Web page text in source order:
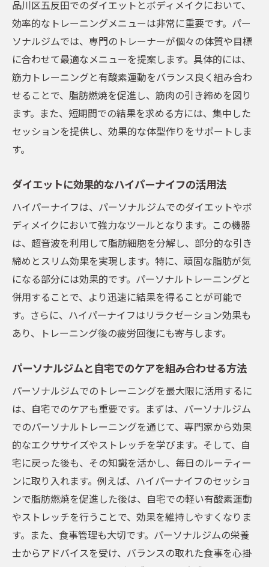
個室でのトレーニングが人気の理由
パーソナルジムの感染対策について
通いやすさを重視したジムの選び方
パーソナルジムで筋力アップ！引き締めと健康
筋力アップに効果的なトレーニングメニュ
ー
パーソナルジムでのモチベーション維持法
筋力アップのメリットとは
体の変化を実感するトレーニングの継続
ハイパーナイフとトレーニングの組み合わせで
理想の体型に
ハイパーナイフのダイエット効果を徹底解
説
個別プログラムで目標達成をサポート
効果を引き出すためのトレーニングスケジ
ュール
ハイパーナイフ体験談とその結果
五反田で体験する、あなたにぴったりのパーソ
ナルジムプラン
オーダーメイドプランの魅力
パーソナルジムでの成功事例
体験から始めるパーソナルジムの選び方
プラン選びのポイントと注意点
品川区五反田でのダイエットとボディメイクにおいて、
効率的なトレーニングメニューは非常に重要です。パー
ソナルジムでは、専門のトレーナーが個々の体質や目標
に合わせて最適なメニューを提案します。具体的には、
筋力トレーニングと有酸素運動をバランス良く組み合わ
せることで、脂肪燃焼を促進し、筋肉の引き締めを図り
ます。また、短期間での結果を求める方には、集中した
セッションを提供し、効果的な体型作りをサポートしま
す。
ダイエットに効果的なハイパーナイフの活用法
ハイパーナイフは、パーソナルジムでのダイエットやボ
ディメイクにおいて強力なツールとなります。この機器
は、超音波を利用して脂肪細胞を分解し、部分的な引き
締めとスリム効果を実現します。特に、頑固な脂肪が気
になる部分には効果的です。パーソナルトレーニングと
併用することで、より迅速に結果を得ることが可能で
す。さらに、ハイパーナイフはリラクゼーション効果も
あり、トレーニング後の疲労回復にも寄与します。
パーソナルジムと自宅でのケアを組み合わせる方法
パーソナルジムでのトレーニングを最大限に活用するに
は、自宅でのケアも重要です。まずは、パーソナルジム
でのパーソナルトレーニングを通じて、専門家から効果
的なエクササイズやストレッチを学びます。そして、自
宅に戻った後も、その知識を活かし、毎日のルーティー
ンに取り入れます。例えば、ハイパーナイフのセッショ
ンで脂肪燃焼を促進した後は、自宅での軽い有酸素運動
やストレッチを行うことで、効果を維持しやすくなりま
す。また、食事管理も大切です。パーソナルジムの栄養
士からアドバイスを受け、バランスの取れた食事を心掛